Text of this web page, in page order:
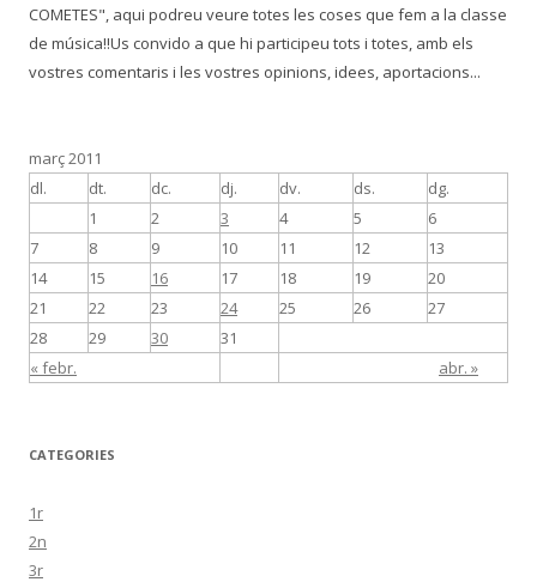
COMETES", aqui podreu veure totes les coses que fem a la classe
de música!!Us convido a que hi participeu tots i totes, amb els
vostres comentaris i les vostres opinions, idees, aportacions...
març 2011
dl.
dt. dc. dj. dv. ds. dg.
« febr. abr. »
1 2 3 4 5
6
7
8 9 10 11 12
13
14
15 16 17 18 19
20
21
22 23 24 25 26
27
28
29 30 31
CATEGORIES
1r
2n
3r